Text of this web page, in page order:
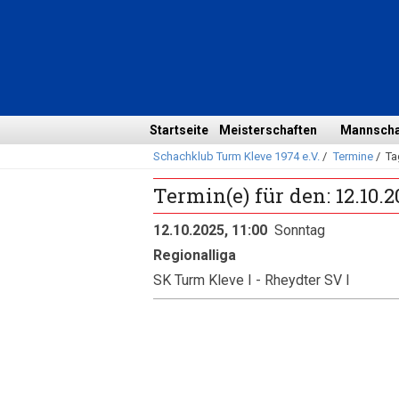
Startseite Meisterschaften
Schachklub Turm Kleve 1974 e.V. / Termine/
Termin(e) für den:
12.10.2025, 11:00 Sonntag
Regionalliga
SK Turm Kleve I - Rheydter SV I